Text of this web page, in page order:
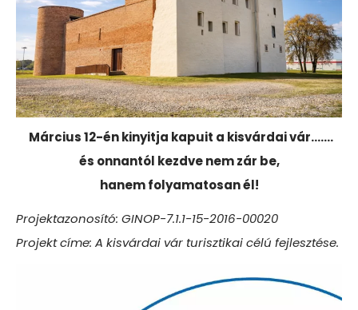
Március 12-én kinyitja kapuit a kisvárdai vár…….
és onnantól kezdve nem zár be,
hanem folyamatosan él!
Projektazonosító: GINOP-7.1.1-15-2016-00020
Projekt címe: A kisvárdai vár turisztikai célú fejlesztése.